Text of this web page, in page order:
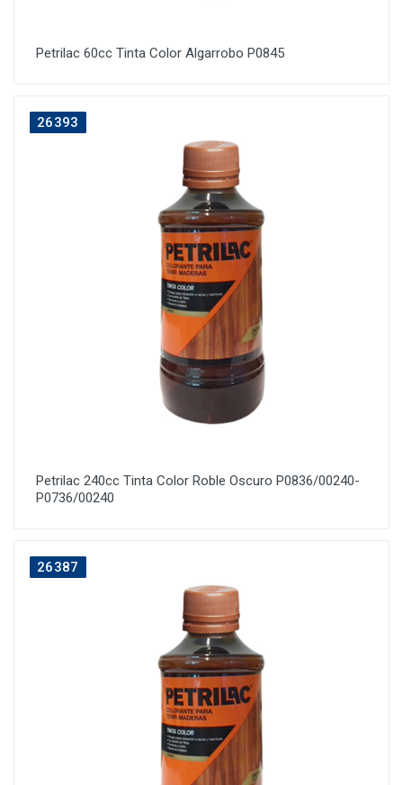
Petrilac 60cc Tinta Color Algarrobo P0845
26393
Petrilac 240cc Tinta Color Roble Oscuro P0836/00240-
P0736/00240
26387